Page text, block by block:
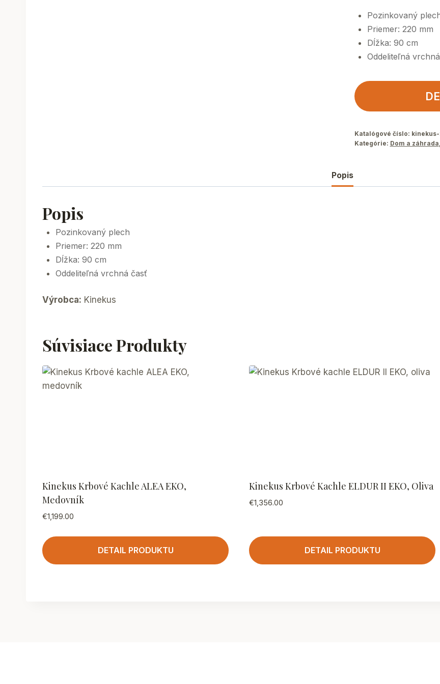
Pozinkovaný
Priemer: 220 mm
Dĺžka: 90 cm
Oddeliteľná
Katalógové číslo:
Kategórie: Dom a záhrada,
Popis
Popis
Pozinkovaný plech
Priemer: 220 mm
Dĺžka: 90 cm
Oddeliteľná vrchná časť
Výrobca: Kinekus
Súvisiace Produkty
Kinekus Krbové Kachle ALEA EKO,
Medovník
€1,199.00
DETAIL PRODUKTU
Kinekus Krbové Kachle ELDUR II EKO, Oliva
€1,356.00
DETAIL PRODUKTU